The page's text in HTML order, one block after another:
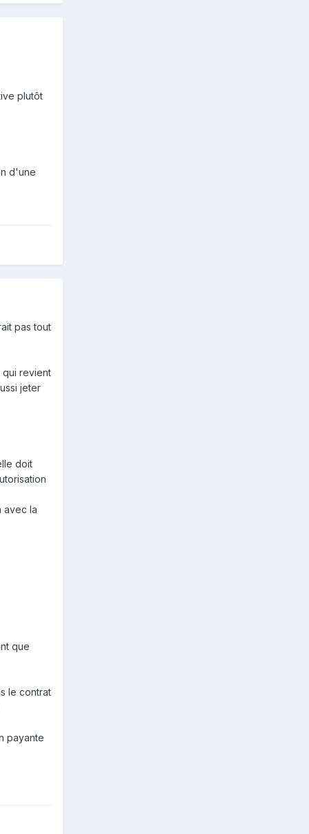
plutôt
d'une
pas tout
revient
jeter
doit
avec la
que
le contrat
payante